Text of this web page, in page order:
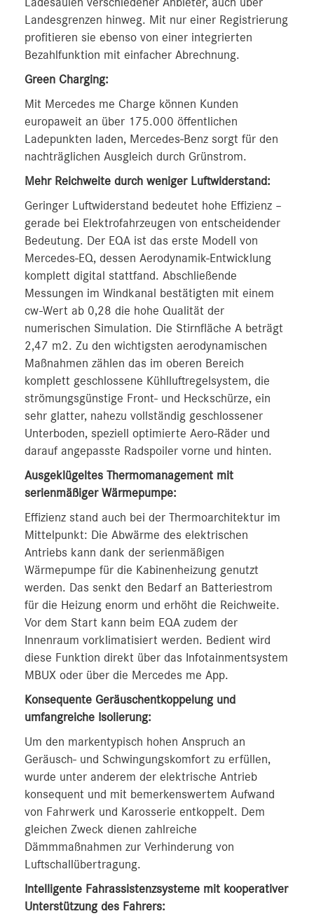
Ladesäulen verschiedener Anbieter, auch über
Landesgrenzen hinweg. Mit nur einer Registrierung
profitieren sie ebenso von einer integrierten
Bezahlfunktion mit einfacher Abrechnung.
Green Charging:
Mit Mercedes me Charge können Kunden
europaweit an über 175.000 öffentlichen
Ladepunkten laden, Mercedes-Benz sorgt für den
nachträglichen Ausgleich durch Grünstrom.
Mehr Reichweite durch weniger Luftwiderstand:
Geringer Luftwiderstand bedeutet hohe Effizienz –
gerade bei Elektrofahrzeugen von entscheidender
Bedeutung. Der EQA ist das erste Modell von
Mercedes-EQ, dessen Aerodynamik-Entwicklung
komplett digital stattfand. Abschließende
Messungen im Windkanal bestätigten mit einem
cw-Wert ab 0,28 die hohe Qualität der
numerischen Simulation. Die Stirnfläche A beträgt
2,47 m2. Zu den wichtigsten aerodynamischen
Maßnahmen zählen das im oberen Bereich
komplett geschlossene Kühlluftregelsystem, die
strömungsgünstige Front- und Heckschürze, ein
sehr glatter, nahezu vollständig geschlossener
Unterboden, speziell optimierte Aero-Räder und
darauf angepasste Radspoiler vorne und hinten.
Ausgeklügeltes Thermomanagement mit
serienmäßiger Wärmepumpe:
Effizienz stand auch bei der Thermoarchitektur im
Mittelpunkt: Die Abwärme des elektrischen
Antriebs kann dank der serienmäßigen
Wärmepumpe für die Kabinenheizung genutzt
werden. Das senkt den Bedarf an Batteriestrom
für die Heizung enorm und erhöht die Reichweite.
Vor dem Start kann beim EQA zudem der
Innenraum vorklimatisiert werden. Bedient wird
diese Funktion direkt über das Infotainmentsystem
MBUX oder über die Mercedes me App.
Konsequente Geräuschentkoppelung und
umfangreiche Isolierung:
Um den markentypisch hohen Anspruch an
Geräusch- und Schwingungskomfort zu erfüllen,
wurde unter anderem der elektrische Antrieb
konsequent und mit bemerkenswertem Aufwand
von Fahrwerk und Karosserie entkoppelt. Dem
gleichen Zweck dienen zahlreiche
Dämmmaßnahmen zur Verhinderung von
Luftschallübertragung.
Intelligente Fahrassistenzsysteme mit kooperativer
Unterstützung des Fahrers: